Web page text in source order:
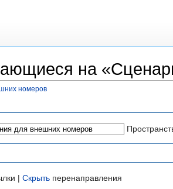
на
номеров
| Скрыть перенаправления